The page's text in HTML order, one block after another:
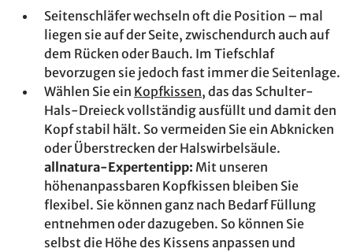
Seitenschläfer wechseln oft die Position – mal
liegen sie auf der Seite, zwischendurch auch auf
dem Rücken oder Bauch. Im Tiefschlaf
bevorzugen sie jedoch fast immer die Seitenlage.
Wählen Sie ein Kopfkissen, das das Schulter-
Hals-Dreieck vollständig ausfüllt und damit den
Kopf stabil hält. So vermeiden Sie ein Abknicken
oder Überstrecken der Halswirbelsäule.
allnatura-Expertentipp: Mit unseren
höhenanpassbaren Kopfkissen bleiben Sie
flexibel. Sie können ganz nach Bedarf Füllung
entnehmen oder dazugeben. So können Sie
selbst die Höhe des Kissens anpassen und